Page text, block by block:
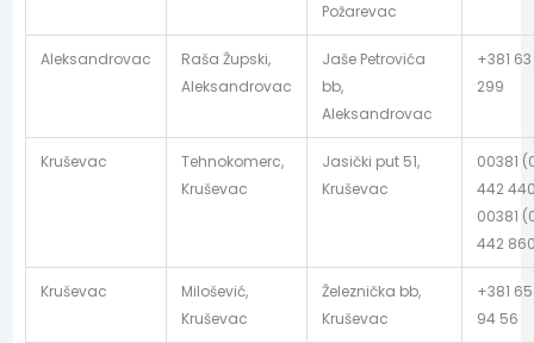
Požarevac
Aleksandrovac
Raša Župski,
Aleksandrovac
Jaše Petrovića
bb,
Aleksandrovac
+381
299
Kruševac
Tehnokomerc,
Kruševac
Jasički put 51,
Kruševac
00381
442
00381
442
Kruševac
Milošević,
Kruševac
Železnička bb,
Kruševac
+381
94 56